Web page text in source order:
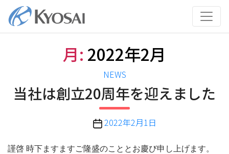
テ
月: 2022年2月
カ
テ
ゴ
リ
ー
NEWS
当社は創立20周年を迎えました
投
日
2022年2月1日
謹啓 時下ますますご隆盛のこととお慶び申し上げます。